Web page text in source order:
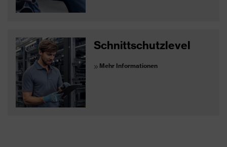
Schnittschutzlevel
Mehr Informationen